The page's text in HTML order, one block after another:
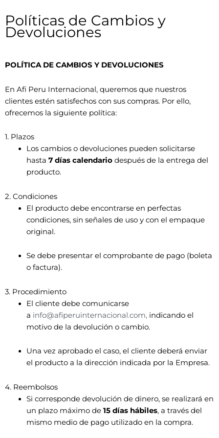
Políticas de Cambios y
Devoluciones
POLÍTICA DE CAMBIOS Y DEVOLUCIONES
En Afi Peru Internacional, queremos que nuestros
clientes estén satisfechos con sus compras. Por ello,
ofrecemos la siguiente política:
1. Plazos
Los cambios o devoluciones pueden solicitarse
hasta 7 días calendariodespués de la entrega del
producto.
2. Condiciones
El producto debe encontrarse en perfectas
condiciones, sin señales de uso y con el empaque
original.
Se debe presentar el comprobante de pago (boleta
o factura).
3. Procedimiento
El cliente debe comunicarse
a info@afiperuinternacional.com,indicando el
motivo de la devolución o cambio.
Una vez aprobado el caso, el cliente deberá enviar
el producto a la dirección indicada por la Empresa.
4. Reembolsos
Si corresponde devolución de dinero, se realizará en
un plazo máximo de 15 días hábiles, a través del
mismo medio de pago utilizado en la compra.